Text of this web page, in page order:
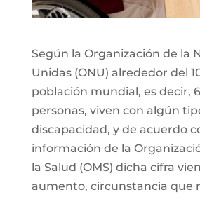
Según la Organización de la
Unidas (ONU) alrededor del
población mundial, es decir,
personas, viven con algún
discapacidad, y de acuerdo
información de la
la Salud (OMS) dicha cifra
aumento, circunstancia que